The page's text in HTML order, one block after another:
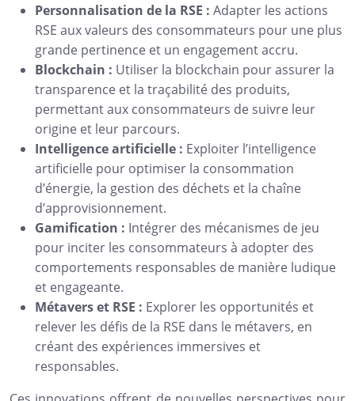
Personnalisation de la RSE : Adapter les actions
RSE aux valeurs des consommateurs pour une plus
grande pertinence et un engagement accru.
Blockchain : Utiliser la blockchain pour assurer la
transparence et la traçabilité des produits,
permettant aux consommateurs de suivre leur
origine et leur parcours.
Intelligence artificielle : Exploiter l’intelligence
artificielle pour optimiser la consommation
d’énergie, la gestion des déchets et la chaîne
d’approvisionnement.
Gamification : Intégrer des mécanismes de jeu
pour inciter les consommateurs à adopter des
comportements responsables de manière ludique
et engageante.
Métavers et RSE : Explorer les opportunités et
relever les défis de la RSE dans le métavers, en
créant des expériences immersives et
responsables.